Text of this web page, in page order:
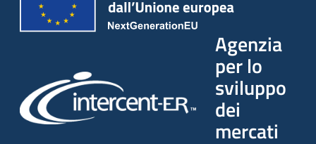
Agenzia
per lo
sviluppo
dei
mercati